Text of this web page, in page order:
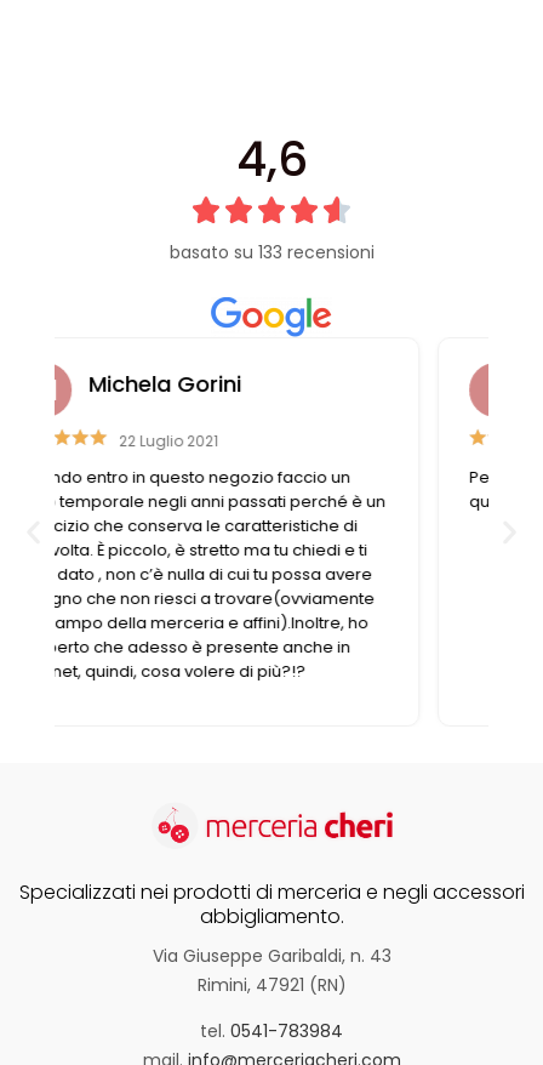
4,6
basato su 133 recensioni
Laura Casali
6 Aprile 2023
Personale gentile e disponibile, trovo sempre
quello di cui ho bisogno
Specializzati nei prodotti di merceria e negli accessori
abbigliamento.
Via Giuseppe Garibaldi, n. 43
Rimini, 47921 (RN)
tel. 0541-783984